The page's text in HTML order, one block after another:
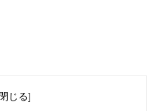
閉じる]